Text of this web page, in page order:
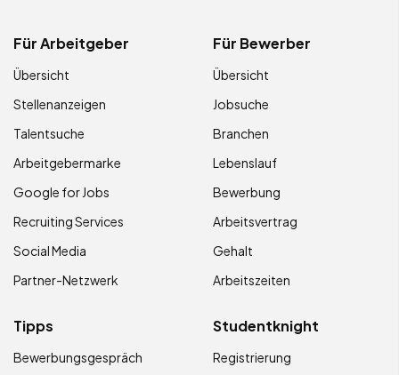
Für Arbeitgeber
Übersicht
Stellenanzeigen
Talentsuche
Arbeitgebermarke
Google for Jobs
Recruiting Services
Social Media
Partner-Netzwerk
Für Bewerber
Übersicht
Jobsuche
Branchen
Lebenslauf
Bewerbung
Arbeitsvertrag
Gehalt
Arbeitszeiten
Tipps
Bewerbungsgespräch
Studentknight
Registrierung